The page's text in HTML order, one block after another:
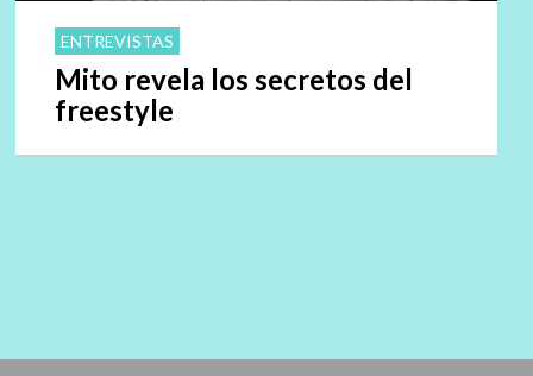
ENTREVISTAS
Mito revela los secretos del
freestyle